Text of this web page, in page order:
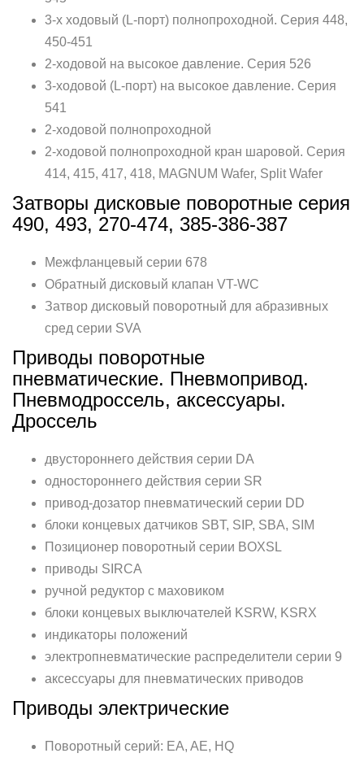
3-х ходовый (L-порт) полнопроходной. Серия 448,
450-451
2-ходовой на высокое давление. Серия 526
3-ходовой (L-порт) на высокое давление. Серия
541
2-ходовой полнопроходной
2-ходовой полнопроходной кран шаровой. Серия
414, 415, 417, 418, MAGNUM Wafer, Split Wafer
Затворы дисковые поворотные серия
490, 493, 270-474, 385-386-387
Межфланцевый серии 678
Обратный дисковый клапан VT-WC
Затвор дисковый поворотный для абразивных
сред серии SVA
Приводы поворотные
пневматические. Пневмопривод.
Пневмодроссель, аксессуары.
Дроссель
двустороннего действия серии DA
одностороннего действия серии SR
привод-дозатор пневматический серии DD
блоки концевых датчиков SBT, SIP, SBA, SIM
Позиционер поворотный серии BOXSL
приводы SIRCA
ручной редуктор с маховиком
блоки концевых выключателей KSRW, KSRX
индикаторы положений
электропневматические распределители серии 9
аксессуары для пневматических приводов
Приводы электрические
Поворотный серий: EA, AE, HQ